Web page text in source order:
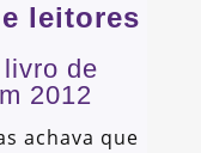
leitores
de
2012
achava que